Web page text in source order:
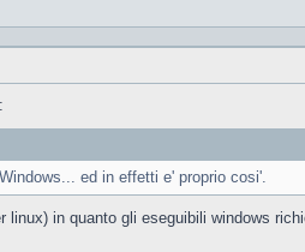
ed in effetti e' proprio cosi'.
in quanto gli eseguibili windows